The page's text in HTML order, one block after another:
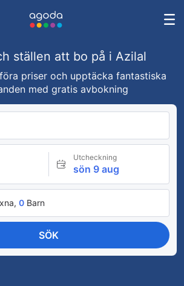
ställen att bo på i Azilal
priser och upptäcka fantastiska
med gratis avbokning
Utcheckning
sön 9 aug
0 Barn
SÖK